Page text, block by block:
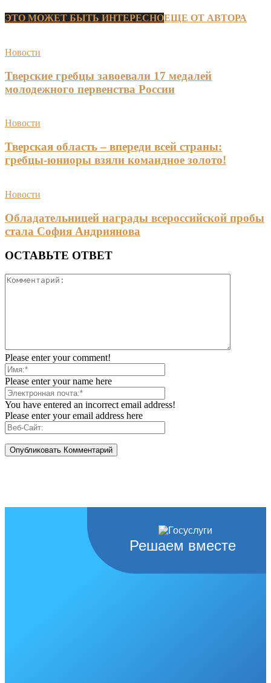
ЭТО МОЖЕТ БЫТЬ ИНТЕРЕСНОЕЩЕ ОТ АВТОРА
Новости
Тверские гребцы завоевали 17 медалей
молодежного первенства России
Новости
Тверская область – впереди всей страны:
гребцы-юниоры взяли командное золото!
Новости
Обладательницей награды всероссийской пробы
стала София Андриянова
ОСТАВЬТЕ ОТВЕТ
Please enter your comment!
Please enter your name here
You have entered an incorrect email address!
Please enter your email address here
Решаем вместе